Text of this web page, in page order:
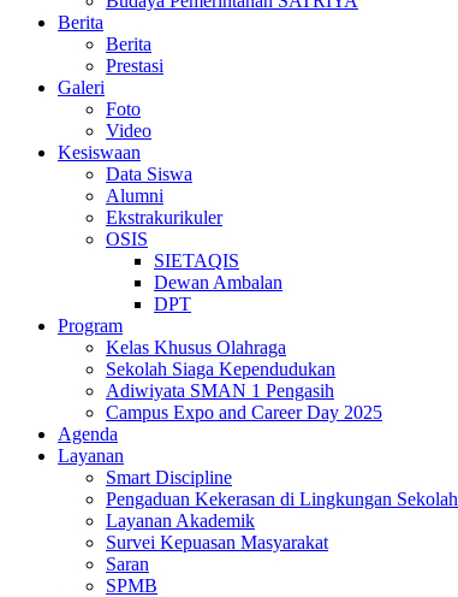
Berita
Berita
Prestasi
Galeri
Foto
Video
Kesiswaan
Data Siswa
Alumni
Ekstrakurikuler
OSIS
SIETAQIS
Dewan Ambalan
DPT
Program
Kelas Khusus Olahraga
Sekolah Siaga Kependudukan
Adiwiyata SMAN 1 Pengasih
Campus Expo and Career Day 2025
Agenda
Layanan
Smart Discipline
Pengaduan Kekerasan di Lingkungan Sekolah
Layanan Akademik
Survei Kepuasan Masyarakat
Saran
SPMB